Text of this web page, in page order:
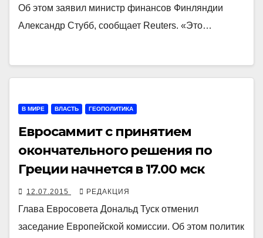
Об этом заявил министр финансов Финляндии
Александр Стубб, сообщает Reuters. «Это…
В МИРЕ ВЛАСТЬ ГЕОПОЛИТИКА
Евросаммит с принятием
окончательного решения по
Греции начнется в 17.00 мск
12.07.2015 РЕДАКЦИЯ
Глава Евросовета Дональд Туск отменил
заседание Европейской комиссии. Об этом политик